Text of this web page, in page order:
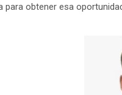
obtener esa